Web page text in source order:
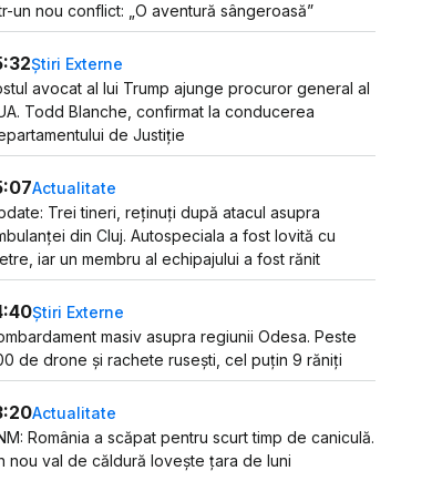
un nou conflict: „O aventură sângeroasă”
Știri Externe
avocat al lui Trump ajunge procuror general al
Todd Blanche, confirmat la conducerea
de Justiție
Actualitate
Trei tineri, reținuți după atacul asupra
din Cluj. Autospeciala a fost lovită cu
iar un membru al echipajului a fost rănit
Știri Externe
masiv asupra regiunii Odesa. Peste
de drone și rachete rusești, cel puțin 9 răniți
Actualitate
România a scăpat pentru scurt timp de caniculă.
nou val de căldură lovește țara de luni